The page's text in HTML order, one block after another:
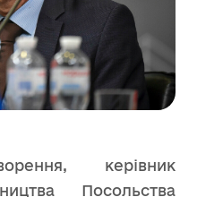
керівник
Посольства